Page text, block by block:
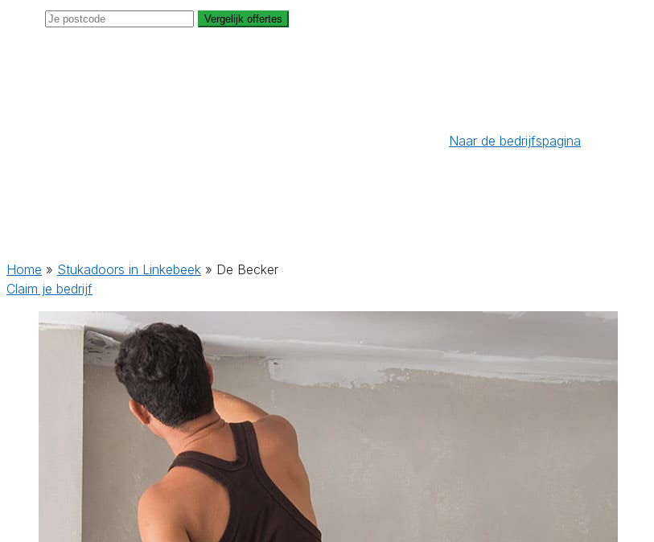
Vergelijk offertes
Naar de bedrijfspagina
Home » Stukadoors in Linkebeek » De Becker
Claim je bedrijf